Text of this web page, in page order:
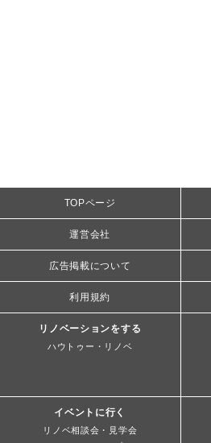
TOPページ
運営会社
広告掲載について
利用規約
リノベーションをする
ハウトゥー・リノベ
イベントに行く
リノベ相談会・見学会